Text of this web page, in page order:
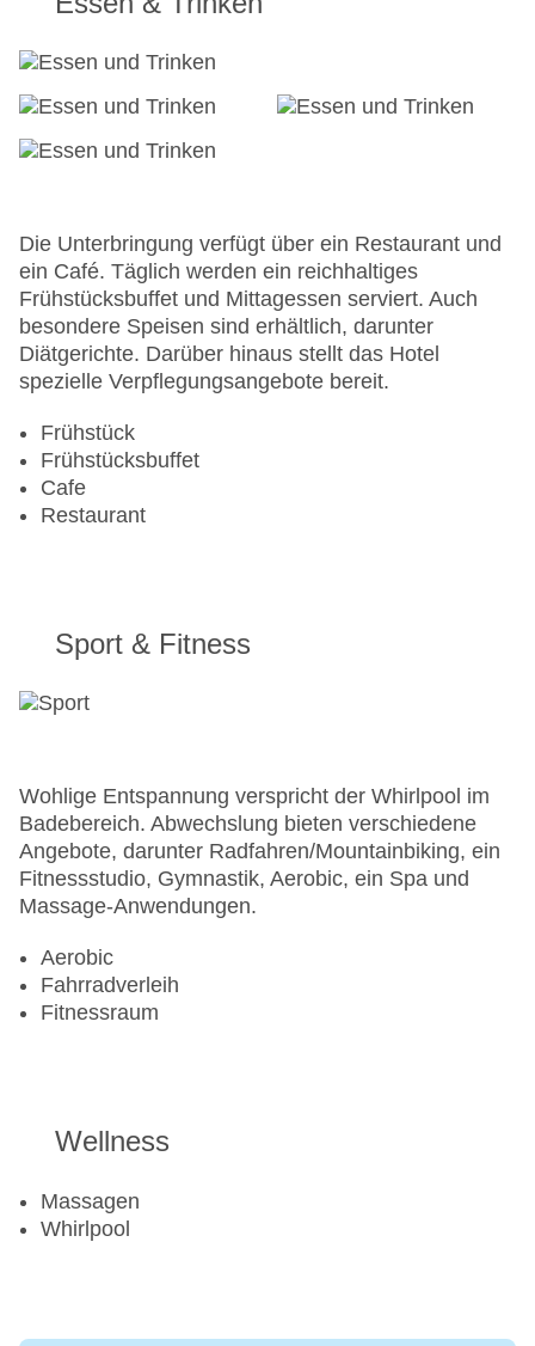
Garage
Hotelsafe
WLAN/WiFi im Hotel
Lift
Anzahl der Aufzüge: 1
Haustiere: gegen Gebühr
Zimmerservice
Gesamtanzahl der Stockwerke: 6
Gesamtanzahl der Zimmer: 25
Zahlungsarten: American Express, Diners Club,
Landeskategorie: 4 Sterne
Die Unterbringung verfügt über ein Restaurant und
ein Café. Täglich werden ein reichhaltiges
Frühstücksbuffet und Mittagessen serviert. Auch
besondere Speisen sind erhältlich, darunter
Diätgerichte. Darüber hinaus stellt das Hotel
spezielle Verpflegungsangebote bereit.
Frühstück
Frühstücksbuffet
Cafe
Restaurant
Sport & Fitness
Wohlige Entspannung verspricht der Whirlpool im
Badebereich. Abwechslung bieten verschiedene
Angebote, darunter Radfahren/Mountainbiking, ein
Fitnessstudio, Gymnastik, Aerobic, ein Spa und
Massage-Anwendungen.
Aerobic
Fahrradverleih
Fitnessraum
Wellness
Massagen
Whirlpool